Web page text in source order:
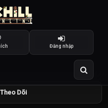
Đăng nhập
Dõi